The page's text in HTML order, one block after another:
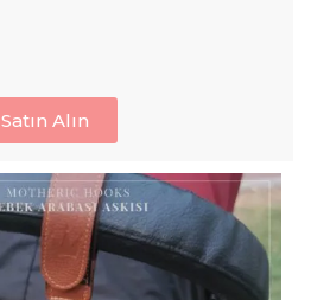
Satın Alın